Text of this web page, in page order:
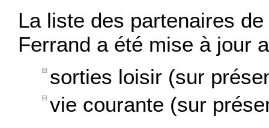
La liste des partenaires
Ferrand a été mise à jour
sorties loisir (sur
vie courante (sur